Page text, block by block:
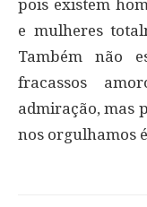
pois existem
e mulheres
Também não
fracassos
admiração, mas
nos orgulhamos